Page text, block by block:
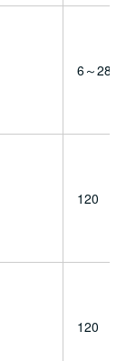
6～28
120
120